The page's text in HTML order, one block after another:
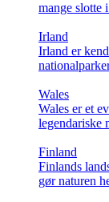
mange slotte
Irland
Irland er
Wales
Wales er et
legendariske
Finland
Finlands
gør naturen